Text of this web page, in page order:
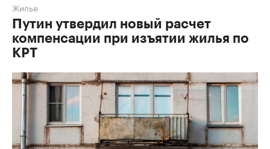
Жилье
Путин утвердил новый расчет
компенсации при изъятии жилья по
КРТ